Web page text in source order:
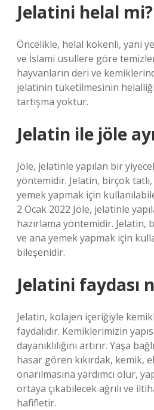
Jelatini helal mi?
Öncelikle, helal kökenli, yani
ve İslami usullere göre
hayvanların deri ve
jelatinin tüketilmesinin
tartışma yoktur.
Jelatin ile jöle
Jöle, jelatinle yapılan bir
yöntemidir. Jelatin, birçok
yemek yapmak için
2 Ocak 2022 Jöle, jelatinle
hazırlama yöntemidir. Jelatin,
ve ana yemek yapmak için
bileşenidir.
Jelatini faydası
Jelatin, kolajen içeriğiyle
faydalıdır. Kemiklerimizin
dayanıklılığını artırır. Yaşa
hasar gören kıkırdak, kemik,
onarılmasına yardımcı olur,
ortaya çıkabilecek ağrılı ve
hafifletir.